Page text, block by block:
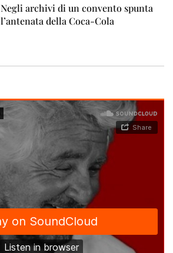
Negli archivi di un convento spunta
l’antenata della Coca-Cola